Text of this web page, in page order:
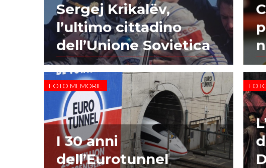
Sergej Krikalëv,
l’ultimo cittadino
dell’Unione Sovietica
FOTO MEMORIE
I 30 anni
dell’Eurotunnel